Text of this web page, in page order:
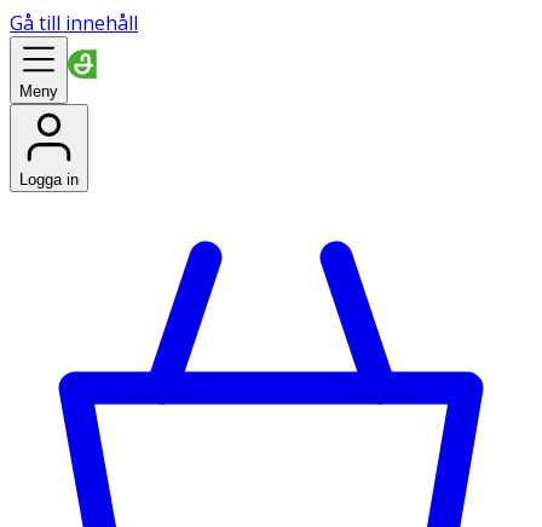
Gå till innehåll
Meny
Logga in